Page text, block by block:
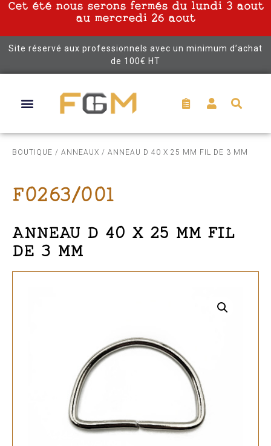
Cet été nous serons fermés du lundi 3 aout
au mercredi 26 aout
Site réservé aux professionnels avec un minimum d’achat
de 100€ HT
BOUTIQUE / ANNEAUX / ANNEAU D 40 X 25 MM FIL DE 3 MM
F0263/001
ANNEAU D 40 X 25 MM FIL
DE 3 MM